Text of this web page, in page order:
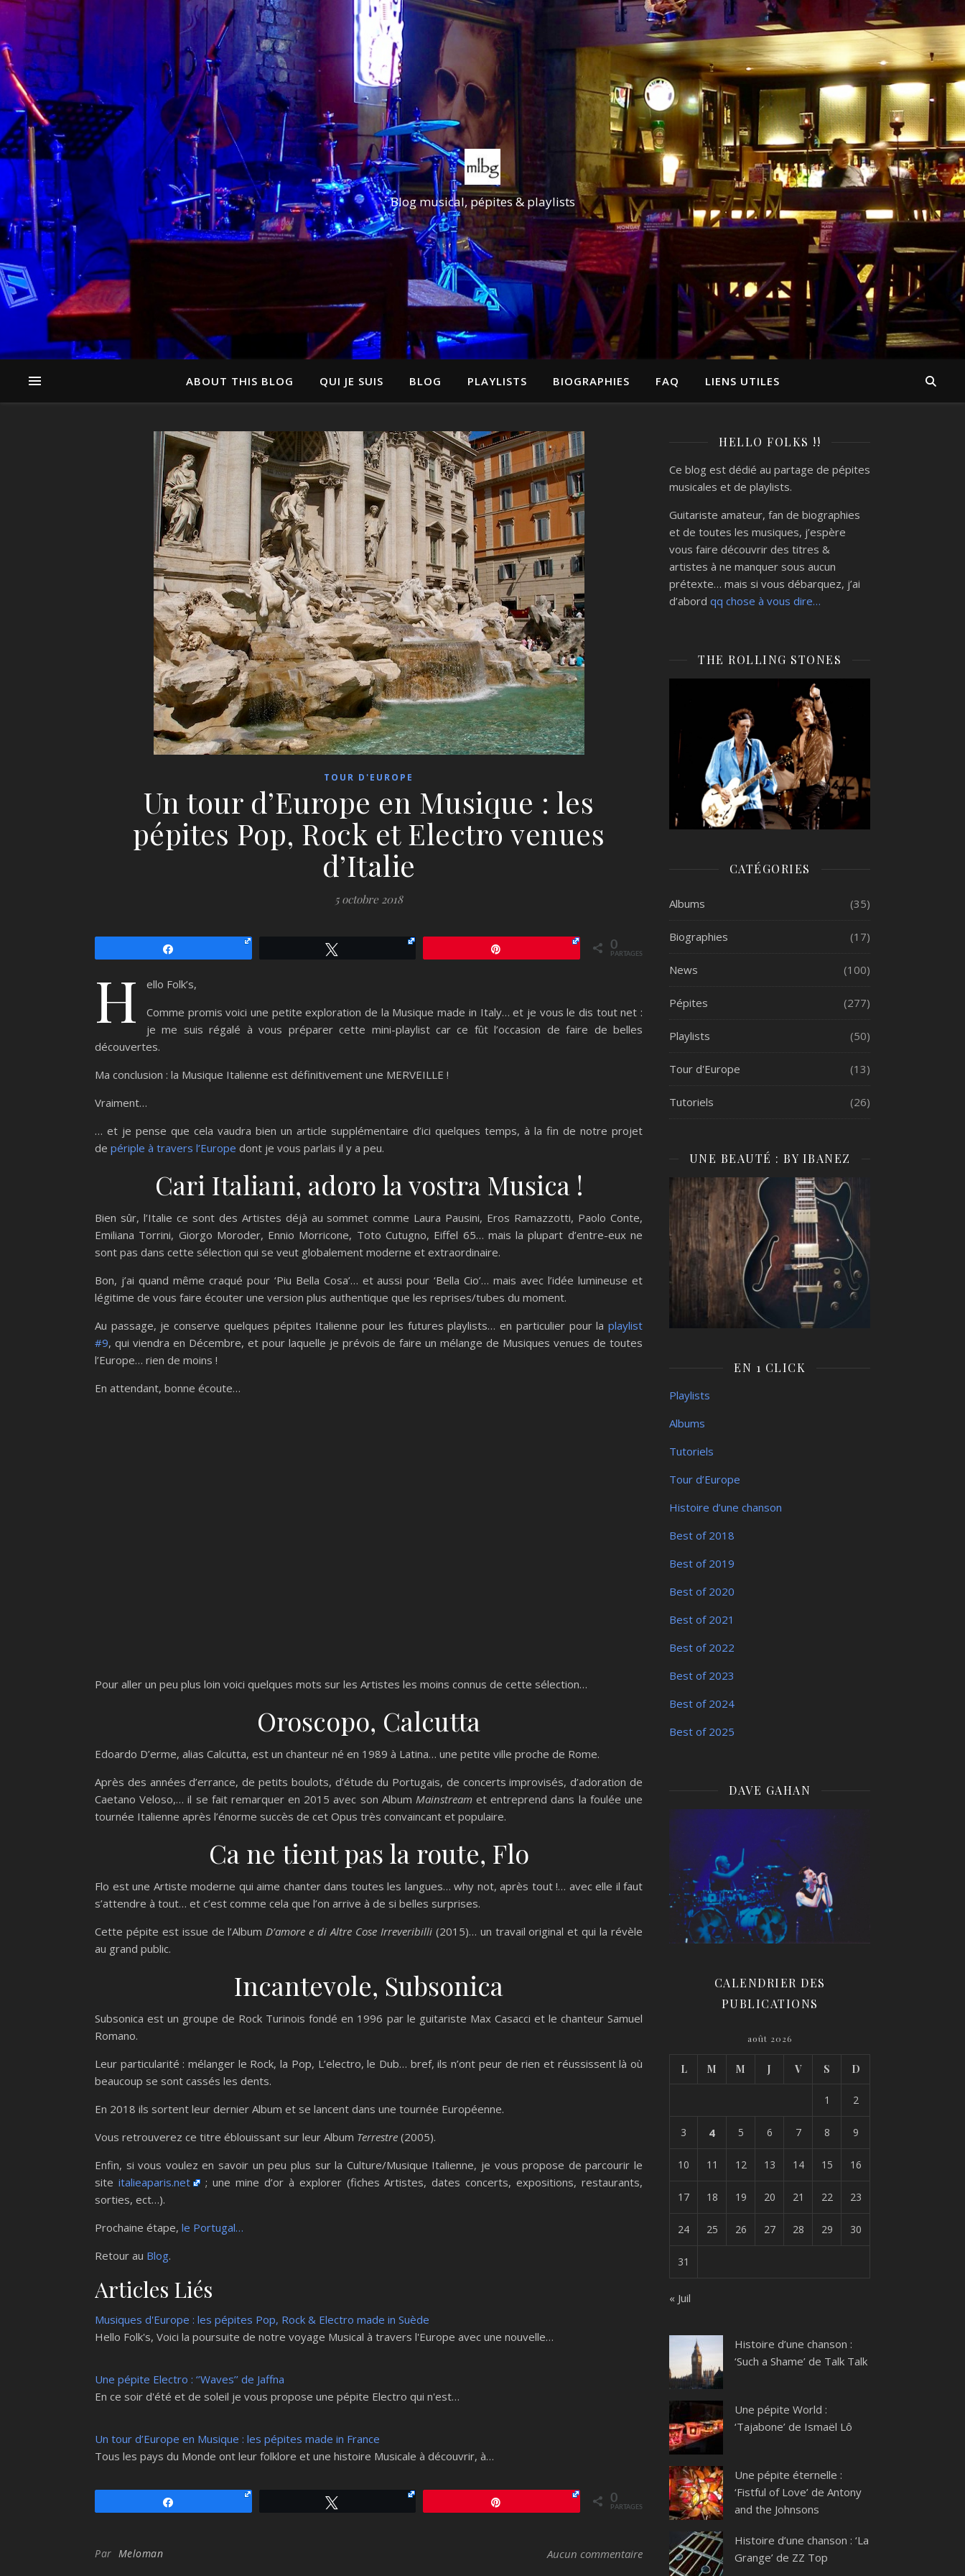
Blog musical, pépites & playlists
ABOUT THIS BLOG QUI JE SUIS BLOG PLAYLISTS BIOGRAPHIES FAQ LIENS UTILES
TOUR D'EUROPE
Un tour d’Europe en Musique : les
pépites Pop, Rock et Electro venues
d’Italie
5 octobre 2018
0
PARTAGES
H
ello Folk’s,
Comme promis voici une petite exploration de la Musique made in Italy… et je vous le dis tout net :
je me suis régalé à vous préparer cette mini-playlist car ce fût l’occasion de faire de belles
découvertes.
Ma conclusion : la Musique Italienne est définitivement une MERVEILLE !
Vraiment…
… et je pense que cela vaudra bien un article supplémentaire d’ici quelques temps, à la fin de notre projet
de périple à travers l’Europe dont je vous parlais il y a peu.
Cari Italiani, adoro la vostra Musica !
Bien sûr, l’Italie ce sont des Artistes déjà au sommet comme Laura Pausini, Eros Ramazzotti, Paolo Conte,
Emiliana Torrini, Giorgo Moroder, Ennio Morricone, Toto Cutugno, Eiffel 65… mais la plupart d’entre-eux ne
sont pas dans cette sélection qui se veut globalement moderne et extraordinaire.
Bon, j’ai quand même craqué pour ‘Piu Bella Cosa’… et aussi pour ‘Bella Cio’… mais avec l’idée lumineuse et
légitime de vous faire écouter une version plus authentique que les reprises/tubes du moment.
Au passage, je conserve quelques pépites Italienne pour les futures playlists… en particulier pour la playlist
#9, qui viendra en Décembre, et pour laquelle je prévois de faire un mélange de Musiques venues de toutes
l’Europe… rien de moins !
En attendant, bonne écoute…
Pour aller un peu plus loin voici quelques mots sur les Artistes les moins connus de cette sélection…
Oroscopo, Calcutta
Edoardo D’erme, alias Calcutta, est un chanteur né en 1989 à Latina… une petite ville proche de Rome.
Après des années d’errance, de petits boulots, d’étude du Portugais, de concerts improvisés, d’adoration de
Caetano Veloso,… il se fait remarquer en 2015 avec son Album Mainstreamet entreprend dans la foulée une
tournée Italienne après l’énorme succès de cet Opus très convaincant et populaire.
Ca ne tient pas la route, Flo
Flo est une Artiste moderne qui aime chanter dans toutes les langues… why not, après tout !… avec elle il faut
s’attendre à tout… et c’est comme cela que l’on arrive à de si belles surprises.
Cette pépite est issue de l’AlbumD’amore e di Altre Cose Irreveribilli(2015)… un travail original et qui la révèle
au grand public.
Incantevole, Subsonica
Subsonica est un groupe de Rock Turinois fondé en 1996 par le guitariste Max Casacci et le chanteur Samuel
Romano.
Leur particularité : mélanger le Rock, la Pop, L’electro, le Dub… bref, ils n’ont peur de rien et réussissent là où
beaucoup se sont cassés les dents.
En 2018 ils sortent leur dernier Album et se lancent dans une tournée Européenne.
Vous retrouverez ce titre éblouissant sur leur Album Terrestre (2005).
Enfin, si vous voulez en savoir un peu plus sur la Culture/Musique Italienne, je vous propose de parcourir le
site italieaparis.net
; une mine d’or à explorer (fiches Artistes, dates concerts, expositions, restaurants,
sorties, ect…).
Prochaine étape, le Portugal…
Retour au Blog.
Articles Liés
Musiques d'Europe : les pépites Pop, Rock & Electro made in Suède
Hello Folk's, Voici la poursuite de notre voyage Musical à travers l'Europe avec une nouvelle…
Une pépite Electro : ‘’Waves’’ de Jaffna
En ce soir d'été et de soleil je vous propose une pépite Electro qui n'est…
Un tour d’Europe en Musique : les pépites made in France
Tous les pays du Monde ont leur folklore et une histoire Musicale à découvrir, à…
0
PARTAGES
Par Meloman Aucun commentaire
HELLO FOLKS !!
Ce blog est dédié au partage de pépites
musicales et de playlists.
Guitariste amateur, fan de biographies
et de toutes les musiques, j’espère
vous faire découvrir des titres &
artistes à ne manquer sous aucun
prétexte… mais si vous débarquez, j’ai
d’abord qq chose à vous dire…
THE ROLLING STONES
CATÉGORIES
Albums (35)
Biographies (17)
News (100)
Pépites (277)
Playlists (50)
Tour d'Europe (13)
Tutoriels (26)
UNE BEAUTÉ : BY IBANEZ
EN 1 CLICK
Playlists
Albums
Tutoriels
Tour d’Europe
Histoire d’une chanson
Best of 2018
Best of 2019
Best of 2020
Best of 2021
Best of 2022
Best of 2023
Best of 2024
Best of 2025
DAVE GAHAN
CALENDRIER DES
PUBLICATIONS
août 2026
L M M J V S D
1 2
3 4 5 6 7 8 9
10 11 12 13 14 15 16
17 18 19 20 21 22 23
24 25 26 27 28 29 30
31
« Juil
Histoire d’une chanson :
‘Such a Shame’ de Talk Talk
Une pépite World :
‘Tajabone’ de Ismaël Lô
Une pépite éternelle :
‘Fistful of Love’ de Antony
and the Johnsons
Histoire d’une chanson : ‘La
Grange’ de ZZ Top